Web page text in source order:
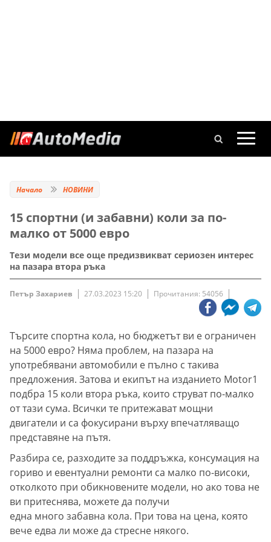
Начало НОВИНИ
15 спортни (и забавни) коли за по-
малко от 5000 евро
Тези модели все още предизвикват сериозен интерес
на пазара втора ръка
Петър Захариев 27.03.2023 15:20 Прочитания: 54056
Търсите спортна кола, но бюджетът ви е ограничен
на 5000 евро? Няма проблем, на пазара на
употребявани автомобили е пълно с такива
предложения. Затова и екипът на изданието Motor1
подбра 15 коли втора ръка, които струват по-малко
от тази сума. Всички те притежават мощни
двигатели и са фокусирани върху впечатляващо
представяне на пътя.
Разбира се, разходите за поддръжка, консумация на
гориво и евентуални ремонти са малко по-високи,
отколкото при обикновените модели, но ако това не
ви притеснява, можете да получи
една много забавна кола. При това на цена, която
вече едва ли може да стресне някого.